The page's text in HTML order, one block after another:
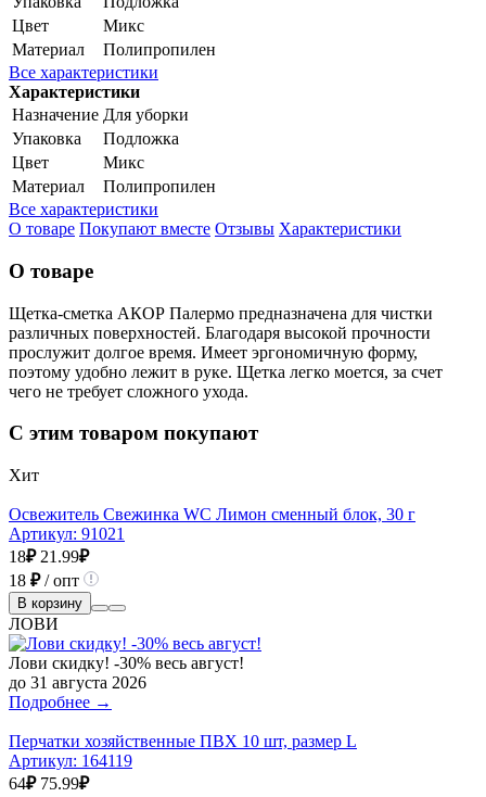
Цвет
Микс
Материал
Полипропилен
Все характеристики
Характеристики
Назначение Для уборки
Упаковка
Подложка
Цвет
Микс
Материал
Полипропилен
Все характеристики
О товаре Покупают вместе Отзывы Характеристики
О товаре
Щетка-сметка АКОР Палермо предназначена для чистки
различных поверхностей. Благодаря высокой прочности
прослужит долгое время. Имеет эргономичную форму,
поэтому удобно лежит в руке. Щетка легко моется, за счет
чего не требует сложного ухода.
С этим товаром покупают
Хит
Освежитель Свежинка WC Лимон сменный блок, 30 г
Артикул: 91021
18₽ 21.99₽
18 ₽/ опт
В корзину
ЛОВИ
Лови скидку! -30% весь август!
до 31 августа 2026
Подробнее →
Перчатки хозяйственные ПВХ 10 шт, размер L
Артикул: 164119
64₽ 75.99₽